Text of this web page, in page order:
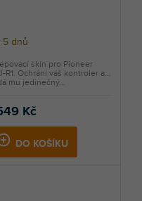
5 dnů
Kč
DO KOŠÍKU
skin pro Pioneer
R1. Ochrání váš kontroler a
mu jedinečný...